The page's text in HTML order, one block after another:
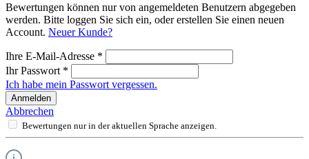
Bewertungen können nur von angemeldeten Benutzern abgegeben
werden. Bitte loggen Sie sich ein, oder erstellen Sie einen neuen
Account. Neuer Kunde?
Ihre E-Mail-Adresse *
Ihr Passwort *
Ich habe mein Passwort vergessen.
Anmelden
Abbrechen
Bewertungen nur in der aktuellen Sprache anzeigen.